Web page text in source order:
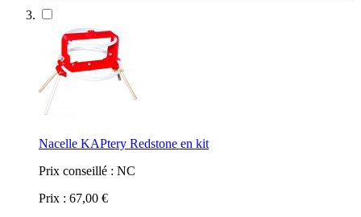
Nacelle KAPtery Redstone en kit
Prix conseillé : NC
Prix : 67,00 €